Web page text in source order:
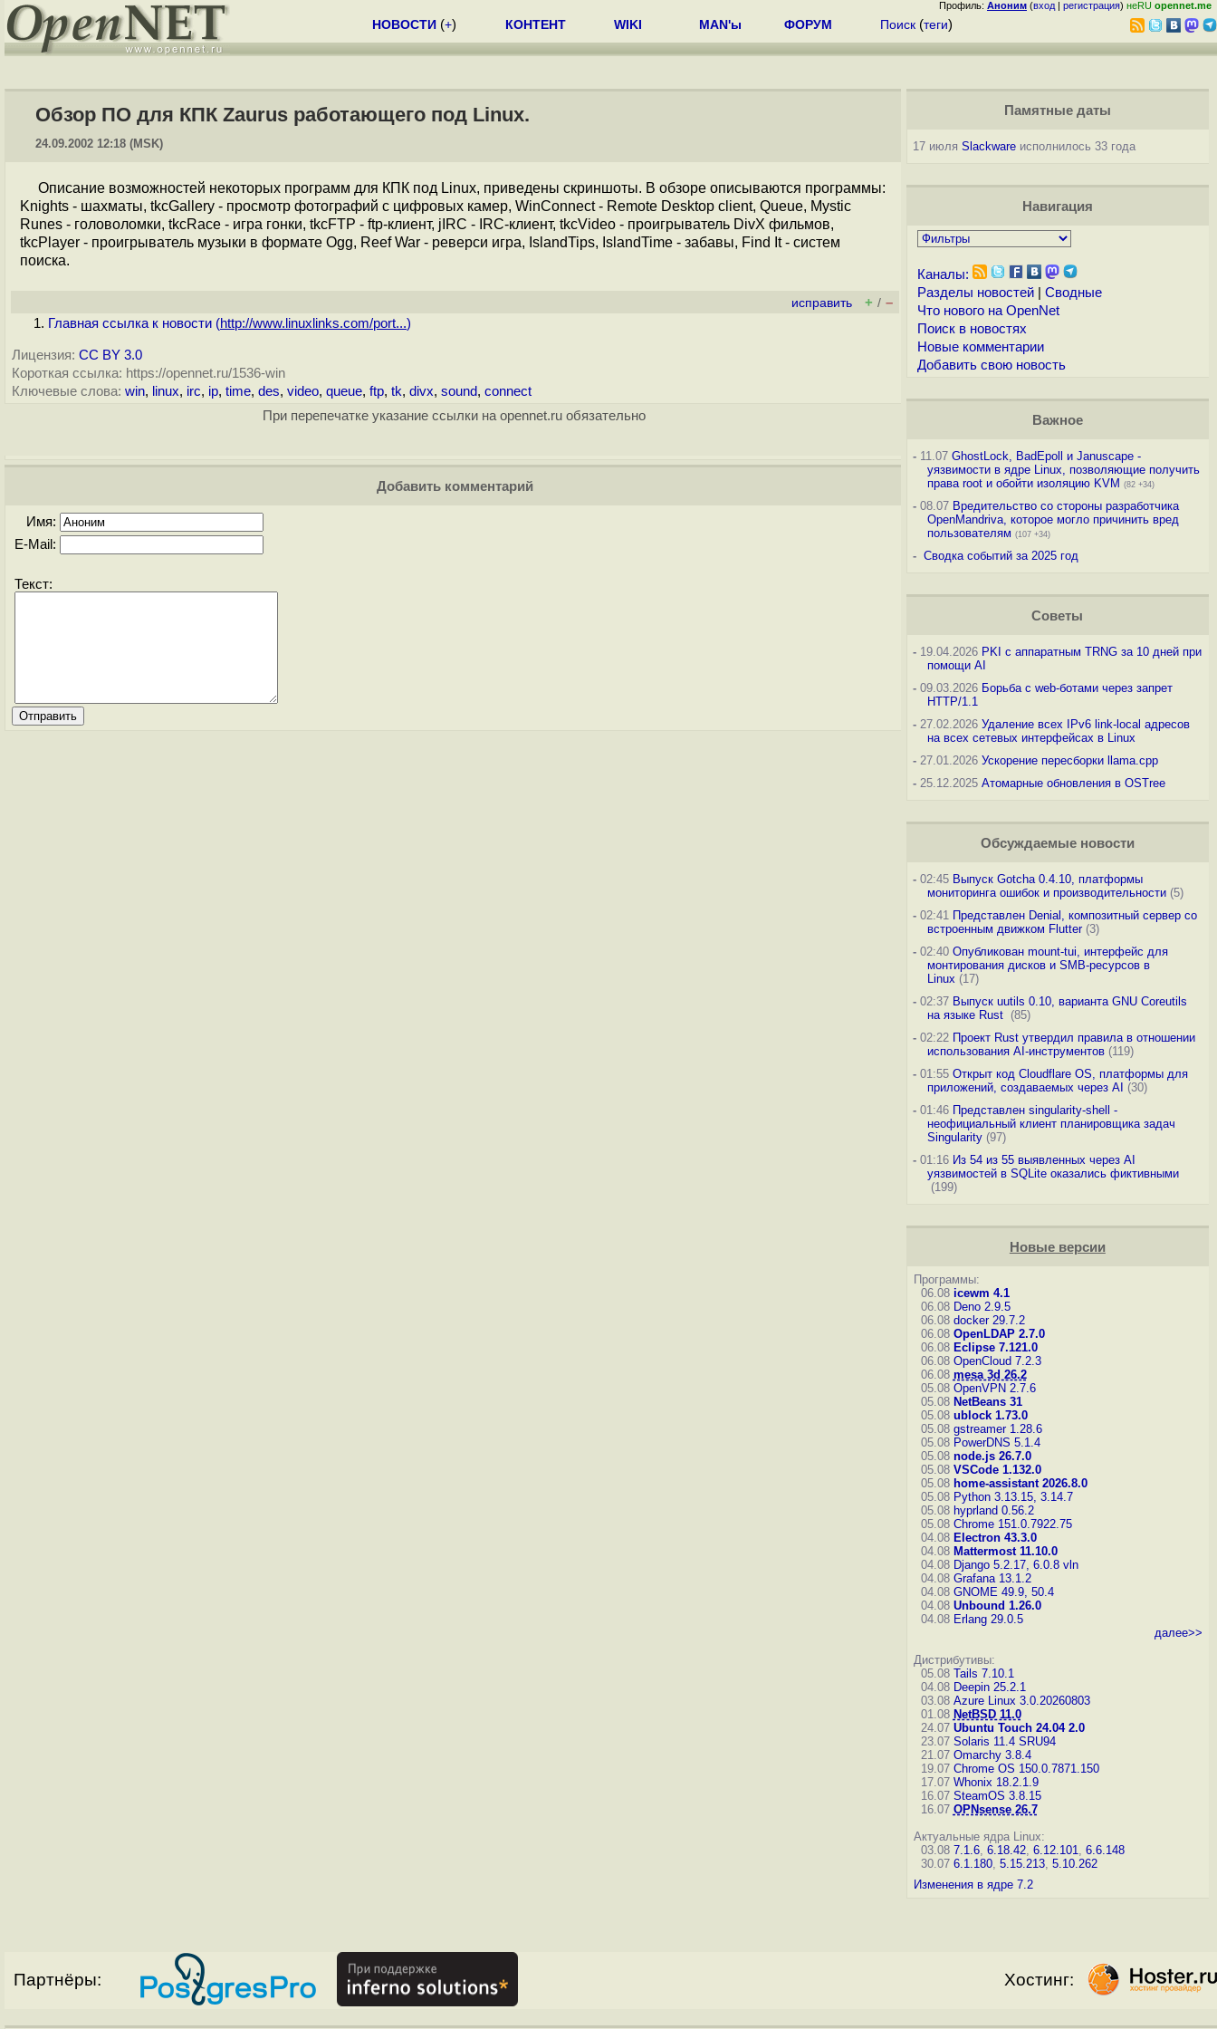
Профиль: Аноним (вход | регистрация) неRU opennet.me
НОВОСТИ (+) КОНТЕНТ WIKI MAN'ы ФОРУМ Поиск (теги)
Обзор ПО для КПК Zaurus работающего под Linux.
24.09.2002 12:18 (MSK)
Описание возможностей некоторых программ для КПК под Linux, приведены скриншоты. В обзоре описываются программы:
Knights - шахматы, tkcGallery - просмотр фотографий с цифровых камер, WinConnect - Remote Desktop client, Queue, Mystic
Runes - головоломки, tkcRace - игра гонки, tkcFTP - ftp-клиент, jIRC - IRC-клиент, tkcVideo - проигрыватель DivX фильмов,
tkcPlayer - проигрыватель музыки в формате Ogg, Reef War - реверси игра, IslandTips, IslandTime - забавы, Find It - систем
поиска.
исправить + / –
Главная ссылка к новости (http://www.linuxlinks.com/port...)
Лицензия: CC BY 3.0
Короткая ссылка: https://opennet.ru/1536-win
Ключевые слова: win, linux, irc, ip, time, des, video, queue, ftp, tk, divx, sound, connect
При перепечатке указание ссылки на opennet.ru обязательно
Добавить комментарий
Имя:
E-Mail:
Текст:
Памятные даты
17 июля Slackwareисполнилось 33 года
Навигация
Каналы:
Разделы новостей| Сводные
Что нового на OpenNet
Поиск в новостях
Новые комментарии
Добавить свою новость
Важное
-11.07 GhostLock, BadEpoll и Januscape -
уязвимости в ядре Linux, позволяющие получить
права root и обойти изоляцию KVM (82 +34)
-08.07 Вредительство со стороны разработчика
OpenMandriva, которое могло причинить вред
пользователям (107 +34)
- Сводка событий за 2025 год
Советы
-19.04.2026 PKI с аппаратным TRNG за 10 дней при
помощи AI
-09.03.2026 Борьба с web-ботами через запрет
HTTP/1.1
-27.02.2026 Удаление всех IPv6 link-local адресов
на всех сетевых интерфейсах в Linux
-27.01.2026 Ускорение пересборки llama.cpp
-25.12.2025 Атомарные обновления в OSTree
Обсуждаемые новости
-02:45 Выпуск Gotcha 0.4.10, платформы
мониторинга ошибок и производительности(5)
-02:41 Представлен Denial, композитный сервер со
встроенным движком Flutter(3)
-02:40 Опубликован mount-tui, интерфейс для
монтирования дисков и SMB-ресурсов в
Linux (17)
-02:37 Выпуск uutils 0.10, варианта GNU Coreutils
на языке Rust (85)
-02:22 Проект Rust утвердил правила в отношении
использования AI-инструментов(119)
-01:55 Открыт код Cloudflare OS, платформы для
приложений, создаваемых через AI (30)
-01:46 Представлен singularity-shell -
неофициальный клиент планировщика задач
Singularity(97)
-01:16 Из 54 из 55 выявленных через AI
уязвимостей в SQLite оказались фиктивными
(199)
Новые версии
Программы:
06.08 icewm 4.1
06.08 Deno 2.9.5
06.08 docker 29.7.2
06.08 OpenLDAP 2.7.0
06.08 Eclipse 7.121.0
06.08 OpenCloud 7.2.3
06.08 mesa 3d 26.2
05.08 OpenVPN 2.7.6
05.08 NetBeans 31
05.08 ublock 1.73.0
05.08 gstreamer 1.28.6
05.08 PowerDNS 5.1.4
05.08 node.js 26.7.0
05.08 VSCode 1.132.0
05.08 home-assistant 2026.8.0
05.08 Python 3.13.15, 3.14.7
05.08 hyprland 0.56.2
05.08 Chrome 151.0.7922.75
04.08 Electron 43.3.0
04.08 Mattermost 11.10.0
04.08 Django 5.2.17, 6.0.8 vln
04.08 Grafana 13.1.2
04.08 GNOME 49.9, 50.4
04.08 Unbound 1.26.0
04.08 Erlang 29.0.5
далее>>
Дистрибутивы:
05.08 Tails 7.10.1
04.08 Deepin 25.2.1
03.08 Azure Linux 3.0.20260803
01.08 NetBSD 11.0
24.07 Ubuntu Touch 24.04 2.0
23.07 Solaris 11.4 SRU94
21.07 Omarchy 3.8.4
19.07 Chrome OS 150.0.7871.150
17.07 Whonix 18.2.1.9
16.07 SteamOS 3.8.15
16.07 OPNsense 26.7
Актуальные ядра Linux:
03.08 7.1.6, 6.18.42, 6.12.101, 6.6.148
30.07 6.1.180, 5.15.213, 5.10.262
Изменения в ядре 7.2
Партнёры: Хостинг: